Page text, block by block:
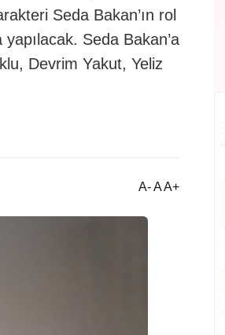
Seda Bakan’ın rol
yapılacak. Seda Bakan’a
Devrim Yakut, Yeliz
A- A A+